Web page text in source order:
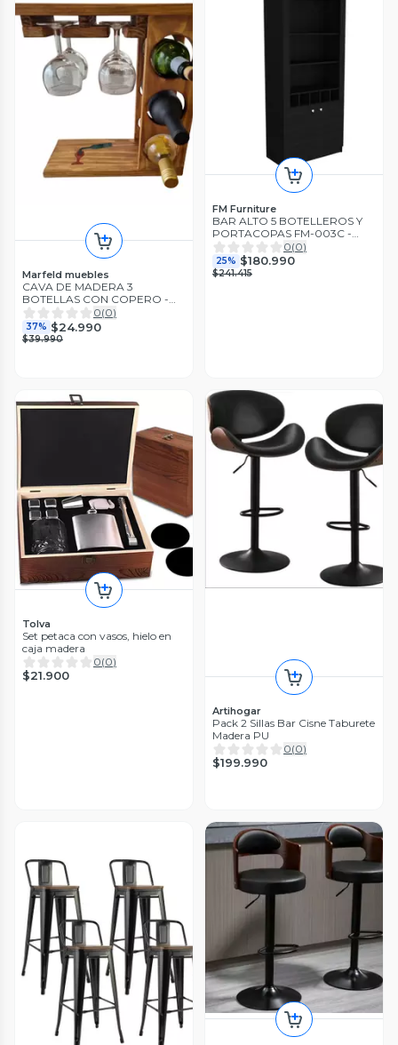
Marfeld muebles
CAVA DE MADERA 3
BOTELLAS CON COPERO -
RESINA
0(0)
37% $24.990
$39.990
FM Furniture
BAR ALTO 5 BOTELLEROS Y
PORTACOPAS FM-003C -
CAFE OSCURO Y NEGRO
0(0)
25% $180.990
$241.415
Tolva
Set petaca con vasos, hielo en
caja madera
0(0)
$21.900
Artihogar
Pack 2 Sillas Bar Cisne Taburete
Madera PU
0(0)
$199.990